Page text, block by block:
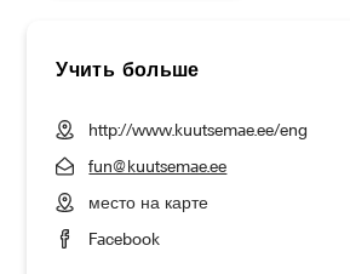
Учить больше
http://www.kuutsemae.ee/eng
fun@kuutsemae.ee
место на карте
Facebook